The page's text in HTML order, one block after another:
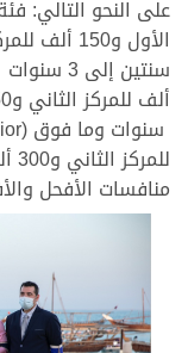
منافسات الأفحل